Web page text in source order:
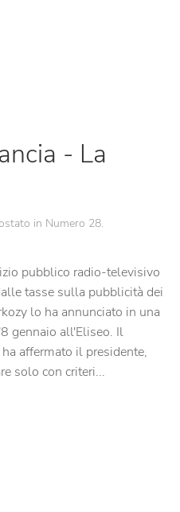
- La
in Numero 28.
pubblico radio-televisivo
tasse sulla pubblicità dei
lo ha annunciato in una
gennaio all'Eliseo. Il
affermato il presidente,
solo con criteri...